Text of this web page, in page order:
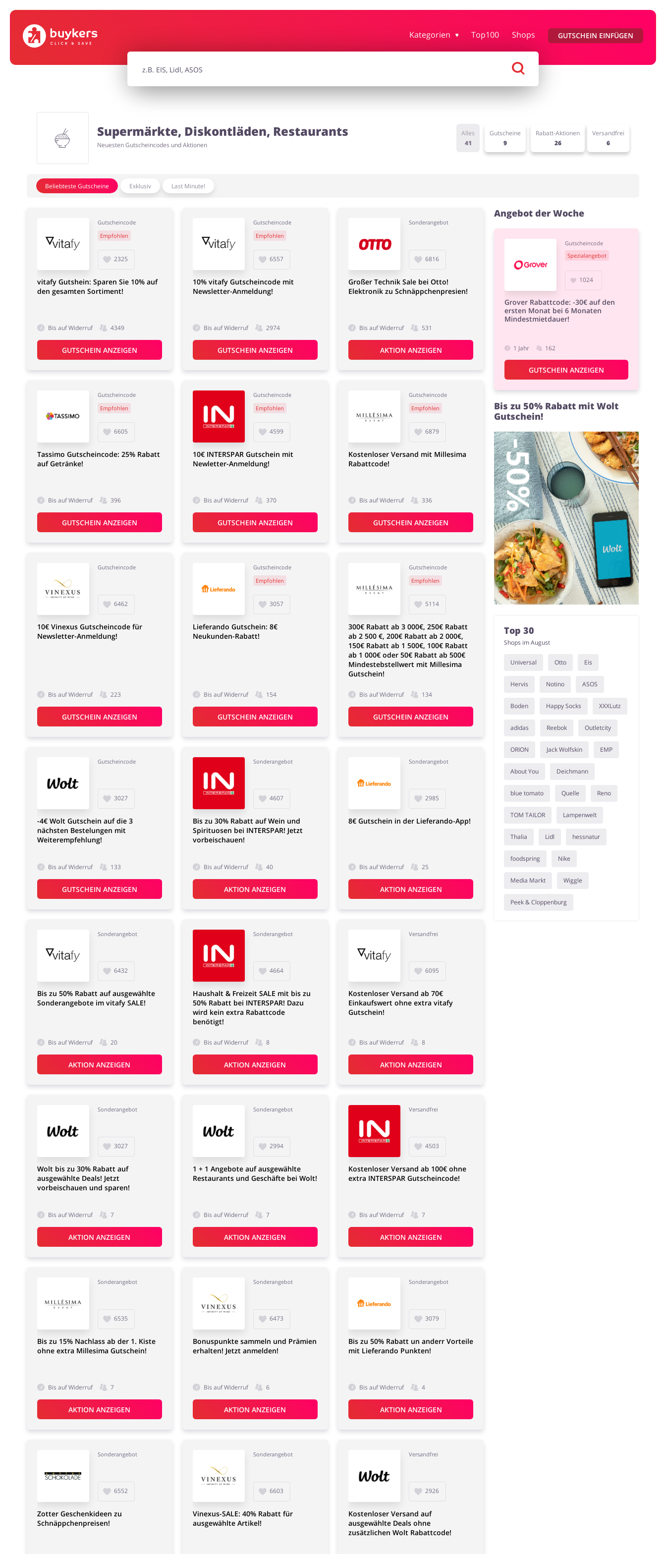
Kategorien Top100 Shops GUTSCHEIN EINFÜGEN
Supermärkte, Diskontläden, Restaurants
Neuesten Gutscheincodes und Aktionen
Alles
41
Gutscheine
9
Rabatt-Aktionen
26
Versandfrei
6
Beliebteste Gutscheine Exklusiv Last Minute!
Gutscheincode
Empfohlen
2325
vitafy Gutshein: Sparen Sie 10% auf
den gesamten Sortiment!
Bis auf Widerruf 4349
GUTSCHEIN ANZEIGEN
Gutscheincode
Empfohlen
6557
10% vitafy Gutscheincode mit
Newsletter-Anmeldung!
Bis auf Widerruf 2974
GUTSCHEIN ANZEIGEN
Sonderangebot
6816
Großer Technik Sale bei Otto!
Elektronik zu Schnäppchenpresien!
Bis auf Widerruf 531
AKTION ANZEIGEN
Gutscheincode
Empfohlen
6605
Tassimo Gutscheincode: 25% Rabatt
auf Getränke!
Bis auf Widerruf 396
GUTSCHEIN ANZEIGEN
Gutscheincode
Empfohlen
4599
10€ INTERSPAR Gutschein mit
Newletter-Anmeldung!
Bis auf Widerruf 370
GUTSCHEIN ANZEIGEN
Gutscheincode
Empfohlen
6879
Kostenloser Versand mit Millesima
Rabattcode!
Bis auf Widerruf 336
GUTSCHEIN ANZEIGEN
Gutscheincode
6462
10€ Vinexus Gutscheincode für
Newsletter-Anmeldung!
Bis auf Widerruf 223
GUTSCHEIN ANZEIGEN
Gutscheincode
Empfohlen
3057
Lieferando Gutschein: 8€
Neukunden-Rabatt!
Bis auf Widerruf 154
GUTSCHEIN ANZEIGEN
Gutscheincode
Empfohlen
5114
300€ Rabatt ab 3 000€, 250€ Rabatt
ab 2 500 €, 200€ Rabatt ab 2 000€,
150€ Rabatt ab 1 500€, 100€ Rabatt
ab 1 000€ oder 50€ Rabatt ab 500€
Mindestebstellwert mit Millesima
Gutschein!
Bis auf Widerruf 134
GUTSCHEIN ANZEIGEN
Gutscheincode
3027
-4€ Wolt Gutschein auf die 3
nächsten Bestelungen mit
Weiterempfehlung!
Bis auf Widerruf 133
GUTSCHEIN ANZEIGEN
Sonderangebot
4607
Bis zu 30% Rabatt auf Wein und
Spirituosen bei INTERSPAR! Jetzt
vorbeischauen!
Bis auf Widerruf 40
AKTION ANZEIGEN
Sonderangebot
2985
8€ Gutschein in der Lieferando-App!
Bis auf Widerruf 25
AKTION ANZEIGEN
Sonderangebot
6432
Bis zu 50% Rabatt auf ausgewählte
Sonderangebote im vitafy SALE!
Bis auf Widerruf 20
AKTION ANZEIGEN
Sonderangebot
4664
Haushalt & Freizeit SALE mit bis zu
50% Rabatt bei INTERSPAR! Dazu
wird kein extra Rabattcode
benötigt!
Bis auf Widerruf 8
AKTION ANZEIGEN
Versandfrei
6095
Kostenloser Versand ab 70€
Einkaufswert ohne extra vitafy
Gutschein!
Bis auf Widerruf 8
AKTION ANZEIGEN
Sonderangebot
3027
Wolt bis zu 30% Rabatt auf
ausgewählte Deals! Jetzt
vorbeischauen und sparen!
Bis auf Widerruf 7
AKTION ANZEIGEN
Sonderangebot
2994
1 + 1 Angebote auf ausgewählte
Restaurants und Geschäfte bei Wolt!
Bis auf Widerruf 7
AKTION ANZEIGEN
Versandfrei
4503
Kostenloser Versand ab 100€ ohne
extra INTERSPAR Gutscheincode!
Bis auf Widerruf 7
AKTION ANZEIGEN
Sonderangebot
6535
Bis zu 15% Nachlass ab der 1. Kiste
ohne extra Millesima Gutschein!
Bis auf Widerruf 7
AKTION ANZEIGEN
Sonderangebot
6473
Bonuspunkte sammeln und Prämien
erhalten! Jetzt anmelden!
Bis auf Widerruf 6
AKTION ANZEIGEN
Sonderangebot
3079
Bis zu 50% Rabatt un anderr Vorteile
mit Lieferando Punkten!
Bis auf Widerruf 4
AKTION ANZEIGEN
Sonderangebot
6552
Zotter Geschenkideen zu
Schnäppchenpreisen!
Sonderangebot
6603
Vinexus-SALE: 40% Rabatt für
ausgewählte Artikel!
Versandfrei
2926
Kostenloser Versand auf
ausgewählte Deals ohne
zusätzlichen Wolt Rabattcode!
Angebot der Woche
Gutscheincode
Spezialangebot
1024
Grover Rabattcode: -30€ auf den
ersten Monat bei 6 Monaten
Mindestmietdauer!
1 Jahr 162
GUTSCHEIN ANZEIGEN
Bis zu 50% Rabatt mit Wolt
Gutschein!
Top 30
Shops im August
Universal Otto Eis
Hervis Notino ASOS
Boden Happy Socks XXXLutz
adidas Reebok Outletcity
ORION Jack Wolfskin EMP
About You Deichmann
blue tomato Quelle Reno
TOM TAILOR Lampenwelt
Thalia Lidl hessnatur
foodspring Nike
Media Markt Wiggle
Peek & Cloppenburg